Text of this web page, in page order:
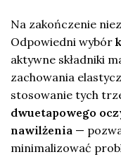
Na zakończenie
Odpowiedni wybór
aktywne składniki
zachowania
stosowanie tych
dwuetapowego
nawilżenia —
minimalizować